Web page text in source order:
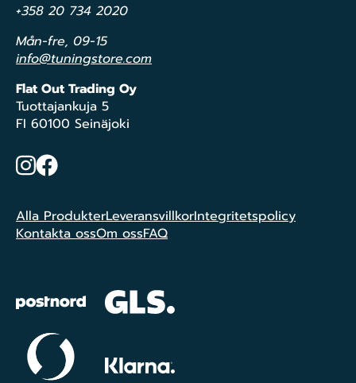
+358 20 734 2020
Mån-fre, 09-15
info@tuningstore.com
Flat Out Trading Oy
Tuottajankuja 5
FI 60100 Seinäjoki
Instagram
Facebook
Alla ProdukterLeveransvillkorIntegritetspolicy
Kontakta ossOm ossFAQ